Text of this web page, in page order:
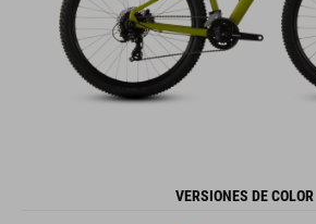
VERSIONES DE COLOR